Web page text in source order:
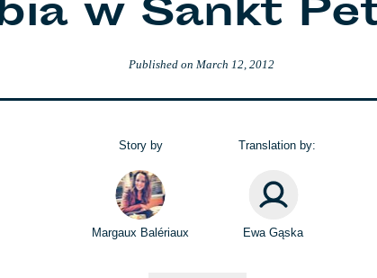
w Sankt
Published on March 12, 2012
Story by
Margaux Balériaux
Translation by:
Ewa Gąska